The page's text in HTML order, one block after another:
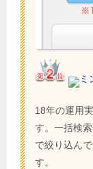
ミ
18年の運用
す。一括検
で絞り込ん
す。